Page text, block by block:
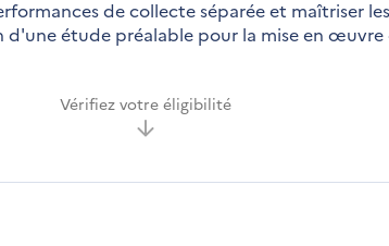
de collecte séparée et maîtriser
d'une étude préalable pour la mise en œuvre
Vérifiez votre éligibilité